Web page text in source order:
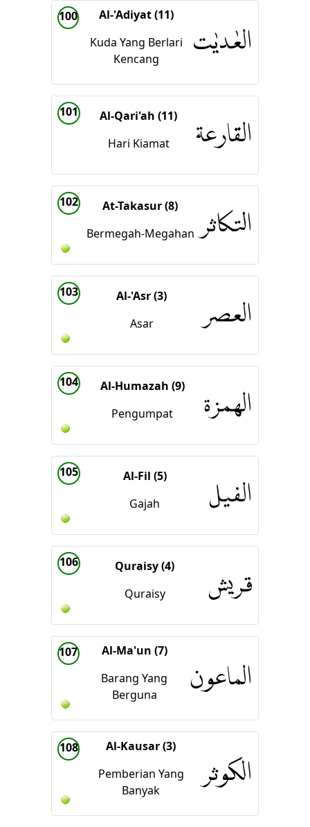
100
Al-'Adiyat (11)
Kuda Yang Berlari
Kencang
العٰديٰت
101
Al-Qari'ah (11)
Hari Kiamat
القارعة
102
At-Takasur (8)
Bermegah-Megahan
التكاثر
103
Al-'Asr (3)
Asar
العصر
104
Al-Humazah (9)
Pengumpat
الهمزة
105
Al-Fil (5)
Gajah
الفيل
106
Quraisy (4)
Quraisy
قريش
107
Al-Ma'un (7)
Barang Yang
Berguna
الماعون
108
Al-Kausar (3)
Pemberian Yang
Banyak
الكوثر